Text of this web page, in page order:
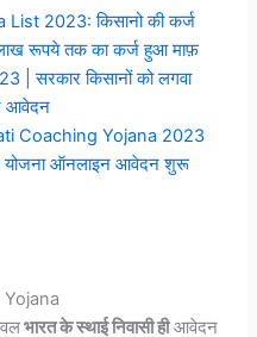
2023: किसानो की कर्ज
लाख रूपये तक का कर्ज हुआ माफ़
| सरकार किसानों को लगवा
आवेदन
Coaching Yojana 2023
योजना ऑनलाइन आवेदन शुरू
भारत के स्थाई निवासी हीआवेदन